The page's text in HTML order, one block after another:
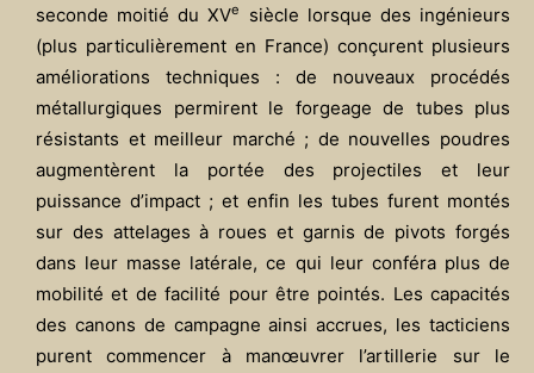
seconde moitié du XVe
siècle lorsque des ingénieurs
(plus particulièrement en France) conçurent plusieurs
améliorations techniques : de nouveaux procédés
métallurgiques permirent le forgeage de tubes plus
résistants et meilleur marché ; de nouvelles poudres
augmentèrent la portée des projectiles et leur
puissance d’impact ; et enfin les tubes furent montés
sur des attelages à roues et garnis de pivots forgés
dans leur masse latérale, ce qui leur conféra plus de
mobilité et de facilité pour être pointés. Les capacités
des canons de campagne ainsi accrues, les tacticiens
purent commencer à manœuvrer l’artillerie sur le